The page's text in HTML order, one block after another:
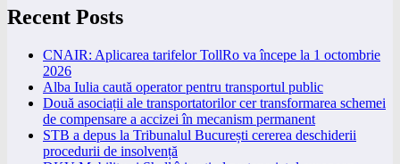
Recent Posts
CNAIR: Aplicarea tarifelor TollRo va începe la 1 octombrie
2026
Alba Iulia caută operator pentru transportul public
Două asociații ale transportatorilor cer transformarea schemei
de compensare a accizei în mecanism permanent
STB a depus la Tribunalul București cererea deschiderii
procedurii de insolvență